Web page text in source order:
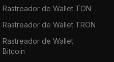
Rastreador de Wallet TON
Rastreador de Wallet TRON
Rastreador de Wallet
Bitcoin